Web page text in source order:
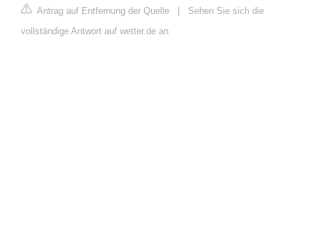
Antrag auf Entfernung der Quelle
Sehen Sie sich die
vollständige Antwort auf wetter.de an